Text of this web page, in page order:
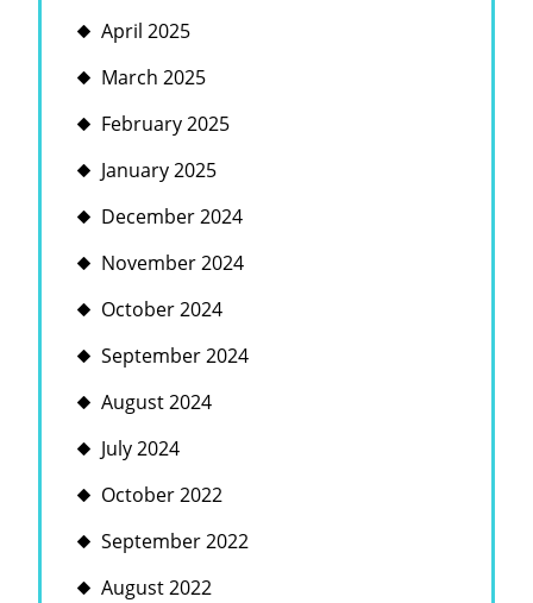
April 2025
March 2025
February 2025
January 2025
December 2024
November 2024
October 2024
September 2024
August 2024
July 2024
October 2022
September 2022
August 2022